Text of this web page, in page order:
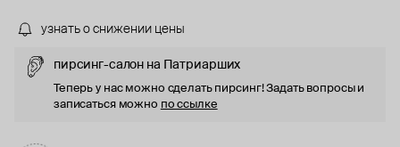
узнать о снижении цены
пирсинг-салон на Патриарших
Теперь у нас можно сделать пирсинг! Задать вопросы и
записаться можно по ссылке